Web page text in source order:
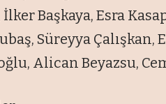
İlker Başkaya, Esra
Süreyya Çalışkan,
Alican Beyazsu,